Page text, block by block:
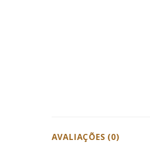
AVALIAÇÕES (0)